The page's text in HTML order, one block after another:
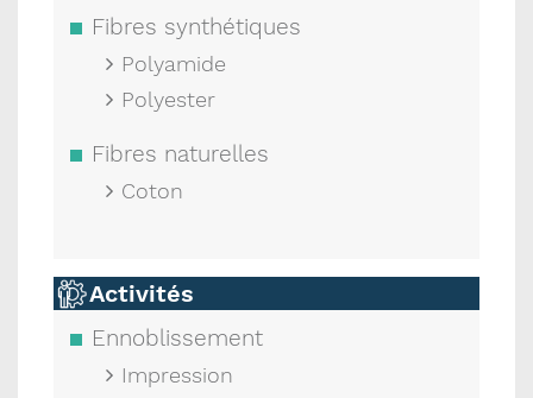
Fibres synthétiques
Polyamide
Polyester
Fibres naturelles
Coton
Activités
Ennoblissement
Impression